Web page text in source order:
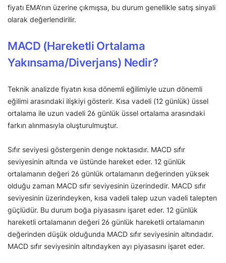
fiyatı EMA’nın üzerine çıkmışsa, bu durum genellikle satış sinyali
olarak değerlendirilir.
MACD (Hareketli Ortalama
Yakınsama/Diverjans) Nedir?
Teknik analizde fiyatın kısa dönemli eğilimiyle uzun dönemli
eğilimi arasındaki ilişkiyi gösterir. Kısa vadeli (12 günlük) üssel
ortalama ile uzun vadeli 26 günlük üssel ortalama arasındaki
farkın alınmasıyla oluşturulmuştur.
Sıfır seviyesi göstergenin denge noktasıdır. MACD sıfır
seviyesinin altında ve üstünde hareket eder. 12 günlük
ortalamanın değeri 26 günlük ortalamanın değerinden yüksek
olduğu zaman MACD sıfır seviyesinin üzerindedir. MACD sıfır
seviyesinin üzerindeyken, kısa vadeli talep uzun vadeli talepten
güçlüdür. Bu durum boğa piyasasını işaret eder. 12 günlük
hareketli ortalamanın değeri 26 günlük hareketli ortalamanın
değerinden düşük olduğunda MACD sıfır seviyesinin altındadır.
MACD sıfır seviyesinin altındayken ayı piyasasını işaret eder.